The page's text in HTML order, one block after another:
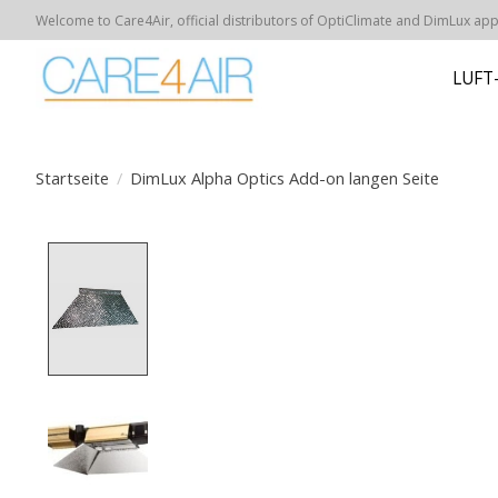
Welcome to Care4Air, official distributors of OptiClimate and DimLux
Startseite / DimLux Alpha Optics Add-on langen Seite